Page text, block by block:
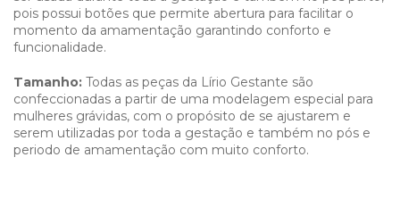
pois possui botões que permite abertura para facilitar o
momento da amamentação garantindo conforto e
funcionalidade.
Tamanho: Todas as peças da Lírio Gestante são
confeccionadas a partir de uma modelagem especial para
mulheres grávidas, com o propósito de se ajustarem e
serem utilizadas por toda a gestação e também no pós e
periodo de amamentação com muito conforto.